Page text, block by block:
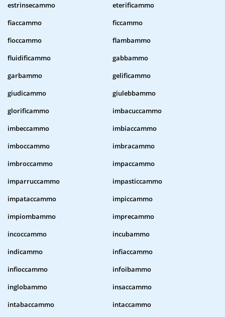
estrinsecammo
eterificammo
fiaccammo
ficcammo
fioccammo
flambammo
fluidificammo
gabbammo
garbammo
gelificammo
giudicammo
giulebbammo
glorificammo
imbacuccammo
imbeccammo
imbiaccammo
imboccammo
imbracammo
imbroccammo
impaccammo
imparruccammo
impasticcammo
impataccammo
impiccammo
impiombammo
imprecammo
incoccammo
incubammo
indicammo
infiaccammo
infioccammo
infoibammo
inglobammo
insaccammo
intabaccammo
intaccammo